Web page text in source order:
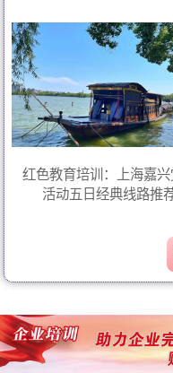
红色教育培训：上海嘉兴
活动五日经典线路推